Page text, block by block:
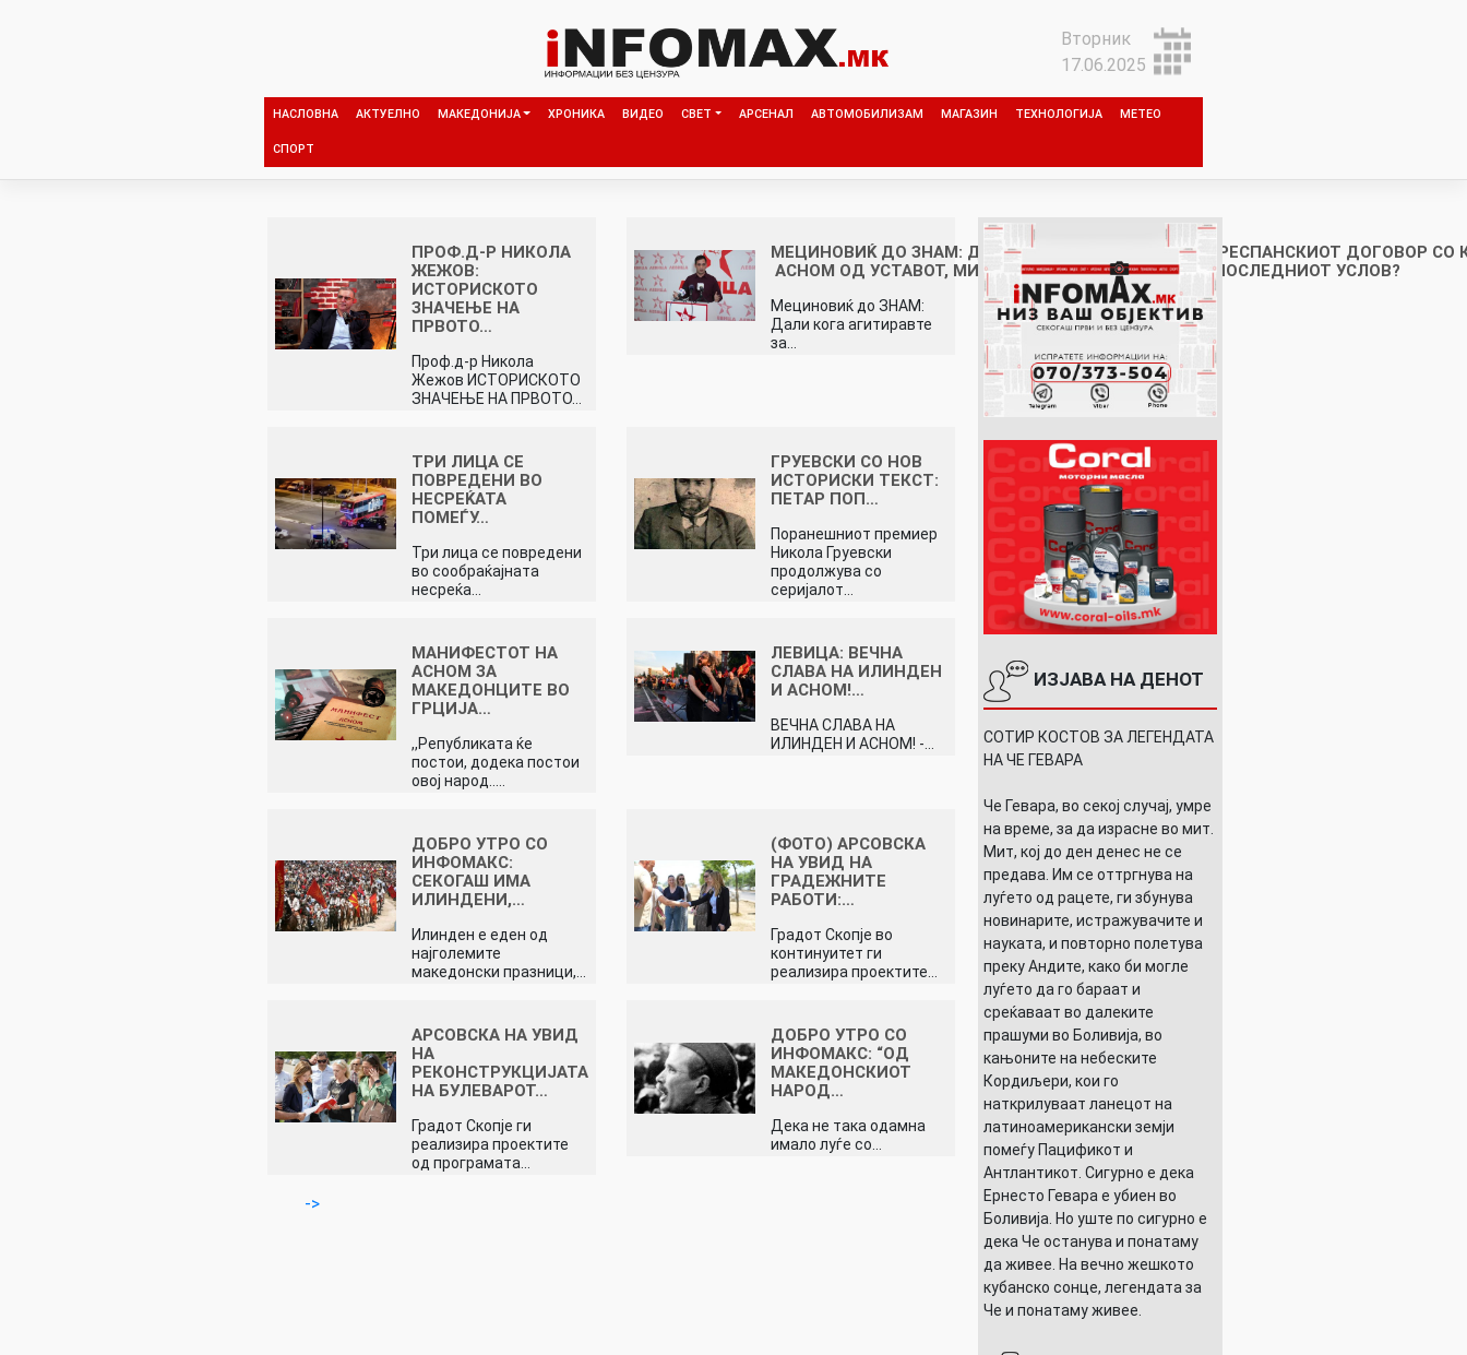
Вторник
17.06.2025
НАСЛОВНА АКТУЕЛНО МАКЕДОНИЈА ХРОНИКА ВИДЕО СВЕТ АРСЕНАЛ АВТОМОБИЛИЗАМ МАГАЗИН ТЕХНОЛОГИЈА МЕТЕО
СПОРТ
ПРОФ.Д-Р НИКОЛА
ЖЕЖОВ:
ИСТОРИСКОТО
ЗНАЧЕЊЕ НА
ПРВОТО…
Проф.д-р Никола
Жежов ИСТОРИСКОТО
ЗНАЧЕЊЕ НА ПРВОТО…
МЕЦИНОВИЌ ДО ЗНАМ: ДАЛИ КОГА АГИТИРАВТЕ ЗА ПРЕСПАНСКИОТ ДОГОВОР СО
АСНОМ ОД УСТАВОТ, МИСЛЕВТЕ ДЕКА ТОА ЌЕ БИДЕ ПОСЛЕДНИОТ УСЛОВ?
Мециновиќ до ЗНАМ:
Дали кога агитиравте
за…
ТРИ ЛИЦА СЕ
ПОВРЕДЕНИ ВО
НЕСРЕЌАТА
ПОМЕЃУ…
Три лица се повредени
во сообраќајната
несреќа…
ГРУЕВСКИ СО НОВ
ИСТОРИСКИ ТЕКСТ:
ПЕТАР ПОП…
Поранешниот премиер
Никола Груевски
продолжува со
серијалот…
МАНИФЕСТОТ НА
АСНОМ ЗА
МАКЕДОНЦИТЕ ВО
ГРЦИЈА…
,,Републиката ќе
постои, додека постои
овој народ..…
ЛЕВИЦА: ВЕЧНА
СЛАВА НА ИЛИНДЕН
И АСНОМ!…
ВЕЧНА СЛАВА НА
ИЛИНДЕН И АСНОМ! -…
ДОБРО УТРО СО
ИНФОМАКС:
СЕКОГАШ ИМА
ИЛИНДЕНИ,…
Илинден е еден од
најголемите
македонски празници,…
(ФОТО) АРСОВСКА
НА УВИД НА
ГРАДЕЖНИТЕ
РАБОТИ:…
Градот Скопје во
континуитет ги
реализира проектите…
АРСОВСКА НА УВИД
НА
РЕКОНСТРУКЦИЈАТА
НА БУЛЕВАРОТ…
Градот Скопје ги
реализира проектите
од програмата…
ДОБРО УТРО СО
ИНФОМАКС: “ОД
МАКЕДОНСКИОТ
НАРОД…
Дека не така одамна
имало луѓе со…
->
ИЗЈАВА НА ДЕНОТ
СОТИР КОСТОВ ЗА ЛЕГЕНДАТА
НА ЧЕ ГЕВАРА
Че Гевара, во секој случај, умре
на време, за да израсне во мит.
Мит, кој до ден денес не се
предава. Им се оттргнува на
луѓето од рацете, ги збунува
новинарите, истражувачите и
науката, и повторно полетува
преку Андите, како би могле
луѓето да го бараат и
среќаваат во далеките
прашуми во Боливија, во
кањоните на небеските
Кордиљери, кои го
наткрилуваат ланецот на
латиноамерикански земји
помеѓу Пацификот и
Антлантикот. Сигурно е дека
Ернесто Гевара е убиен во
Боливија. Но уште по сигурно е
дека Че останува и понатаму
да живее. На вечно жешкото
кубанско сонце, легендата за
Че и понатаму живее.